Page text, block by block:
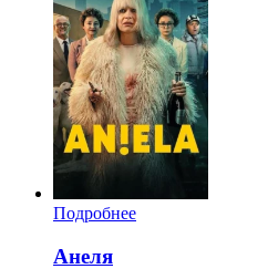
Подробнее
Анеля